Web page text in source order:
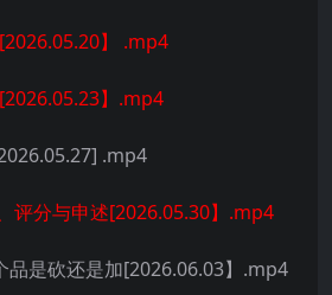
】 .mp4
】.mp4
.mp4
评分与申述[2026.05.30】.mp4
品是砍还是加[2026.06.03】.mp4